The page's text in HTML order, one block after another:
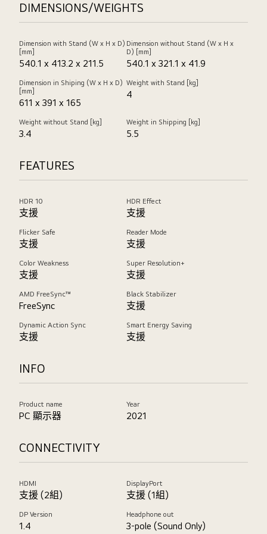
DIMENSIONS/WEIGHTS
Dimension with Stand (W x H x D)
[mm]
540.1 x 413.2 x 211.5
Dimension without Stand (W x H x
D) [mm]
540.1 x 321.1 x 41.9
Dimension in Shiping (W x H x D)
[mm]
611 x 391 x 165
Weight with Stand [kg]
4
Weight without Stand [kg]
3.4
Weight in Shipping [kg]
5.5
FEATURES
HDR 10
支援
HDR Effect
支援
Flicker Safe
支援
Reader Mode
支援
Color Weakness
支援
Super Resolution+
支援
AMD FreeSync™
FreeSync
Black Stabilizer
支援
Dynamic Action Sync
支援
Smart Energy Saving
支援
INFO
Product name
PC 顯示器
Year
2021
CONNECTIVITY
HDMI
支援 (2組)
DisplayPort
支援 (1組)
DP Version
1.4
Headphone out
3-pole (Sound Only)